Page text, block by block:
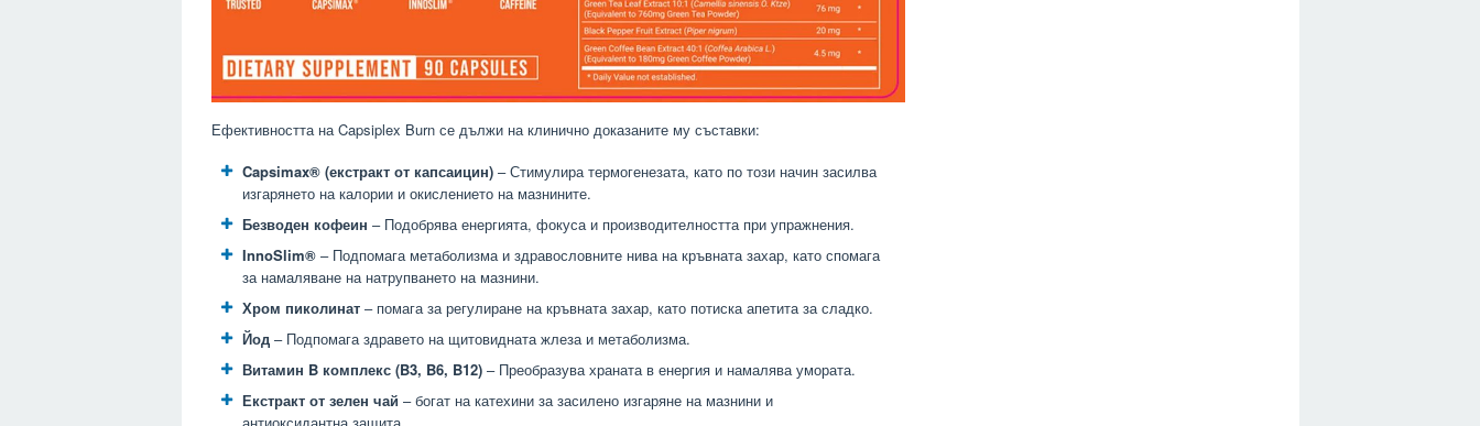
Ефективността на Capsiplex Burn се дължи на клинично доказаните му съставки:
Capsimax® (екстракт от капсаицин) – Стимулира термогенезата, като по този начин засилва
изгарянето на калории и окислението на мазнините.
Безводен кофеин – Подобрява енергията, фокуса и производителността при упражнения.
InnoSlim® – Подпомага метаболизма и здравословните нива на кръвната захар, като спомага
за намаляване на натрупването на мазнини.
Хром пиколинат – помага за регулиране на кръвната захар, като потиска апетита за сладко.
Йод – Подпомага здравето на щитовидната жлеза и метаболизма.
Витамин B комплекс (B3, B6, B12) – Преобразува храната в енергия и намалява умората.
Екстракт от зелен чай – богат на катехини за засилено изгаряне на мазнини и